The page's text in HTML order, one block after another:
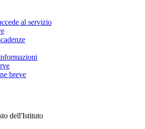
al servizio
breve
dell'Istituto